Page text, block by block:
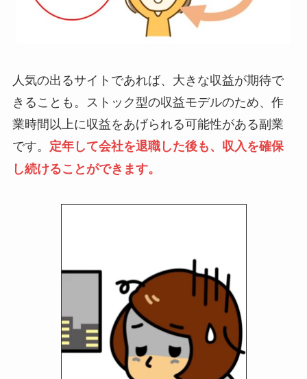
人気の出るサイトであれば、大きな収益が期待で
きることも。ストック型の収益モデルのため、作
業時間以上に収益をあげられる可能性がある副業
です。 定年して会社を退職した後も、収入を確保
し続けることができます。